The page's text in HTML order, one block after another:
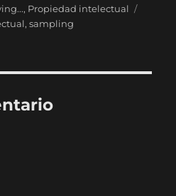
, Propiedad intelectual
,sampling